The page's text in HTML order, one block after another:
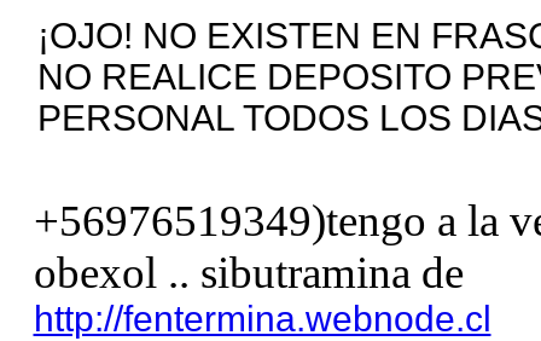
¡OJO! NO EXISTEN EN
NO REALICE DEPOSITO
PERSONAL TODOS LOS
+56976519349)tengo a la
obexol .. sibutramina de
http://fentermina.webnode.cl